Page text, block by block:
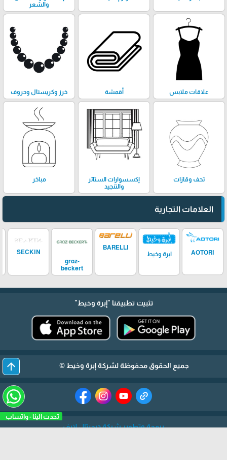
تحدث الينا
والشعر
علاقات ملابس أقمشة خرز وكريستال وحروف
تحف وڤازات
إكسسوارات الستائر
والتنجيد
مباخر
العلامات التجارية
AOTORI ابرة وخيط
BARELLI
groz-
beckert
SECKIN
تثبيت تطبيقنا "إبرة وخيط"
جميع الحقوق محفوظة لشركة إبرة وخيط © arrow_upward
برمجة وتطوير شركة ديجيتال لايف